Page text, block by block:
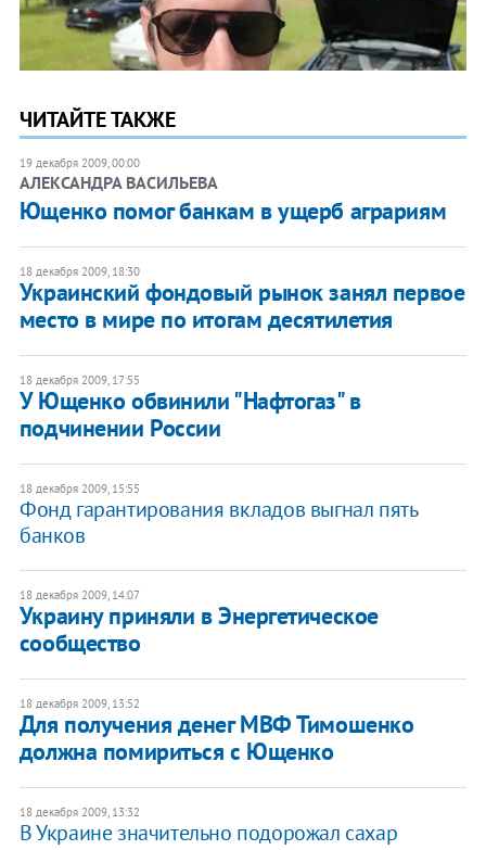
ЧИТАЙТЕ ТАКЖЕ
19 декабря 2009, 00:00
АЛЕКСАНДРА ВАСИЛЬЕВА
Ющенко помог банкам в ущерб аграриям
18 декабря 2009, 18:30
Украинский фондовый рынок занял первое
место в мире по итогам десятилетия
18 декабря 2009, 17:55
У Ющенко обвинили "Нафтогаз" в
подчинении России
18 декабря 2009, 15:55
Фонд гарантирования вкладов выгнал пять
банков
18 декабря 2009, 14:07
Украину приняли в Энергетическое
сообщество
18 декабря 2009, 13:52
Для получения денег МВФ Тимошенко
должна помириться с Ющенко
18 декабря 2009, 13:32
В Украине значительно подорожал сахар